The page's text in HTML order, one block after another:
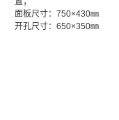
面板尺寸：750×430㎜
开孔尺寸：650×350㎜